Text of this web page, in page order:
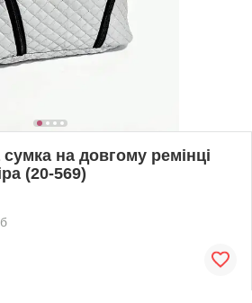
на довгому ремінці
(20-569)